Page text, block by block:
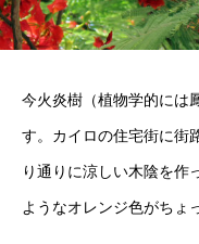
今火炎樹（植物学的には
す。カイロの住宅街に街
り通りに涼しい木陰を作
ようなオレンジ色がちょ